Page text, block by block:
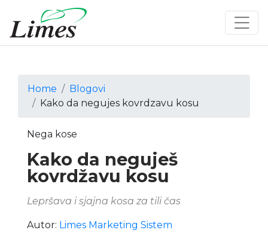
Home
Blogovi
Kako da negujes kovrdzavu kosu
Nega kose
Kako da neguješ
kovrdžavu kosu
Lepršava i sjajna kosa za tili čas
Autor: Limes Marketing Sistem